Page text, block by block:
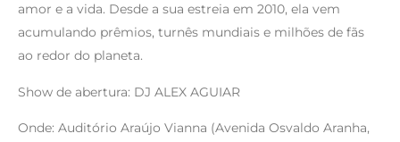
amor e a vida. Desde a sua estreia em 2010, ela vem
acumulando prêmios, turnês mundiais e milhões de fãs
ao redor do planeta.
Show de abertura: DJ ALEX AGUIAR
Onde: Auditório Araújo Vianna (Avenida Osvaldo Aranha,